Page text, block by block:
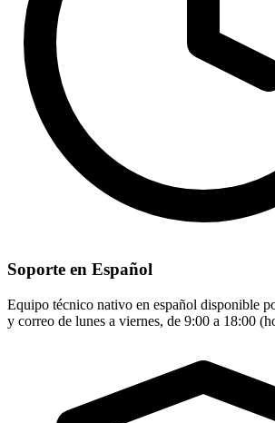
Soporte en Español
Equipo técnico nativo en español disponible
y correo de lunes a viernes, de 9:00 a 18:00